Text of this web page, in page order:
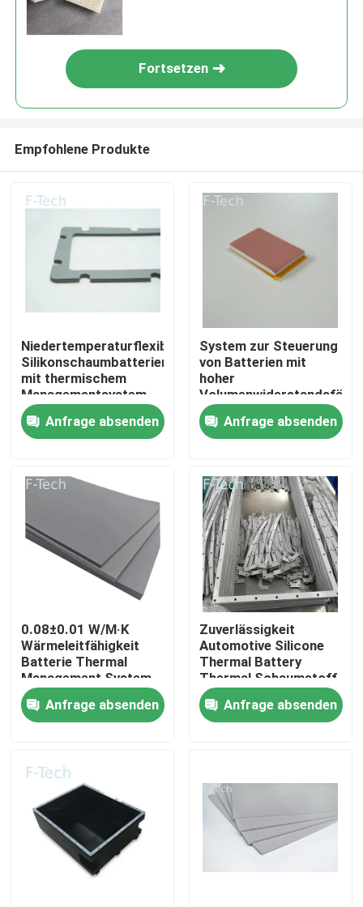
Zu Hause
Produkte
Videos
Über uns
Werksbesichtigung
Kontakt mit uns
Neuigkeiten
Fortsetzen
Empfohlene Produkte
Niedertemperaturflexible
Silikonschaumbatterien
mit thermischem
Managementsystem
UL94 V-0
Flammschutzmittel
Anfrage absenden
System zur Steuerung
von Batterien mit
hoher
aus Silikonkautschuk
Anfrage absenden
0.08±0.01 W/M·K
Wärmeleitfähigkeit
Batterie Thermal
Management System
für Auto / EV
Anfrage absenden
Zuverlässigkeit
Automotive Silicone
Thermal Battery
Thermal Schaumstoff
erfüllt UL94 V-0
Zertifizierung
Anfrage absenden